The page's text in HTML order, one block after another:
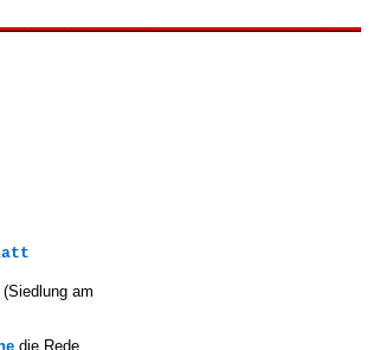
am
die Rede.